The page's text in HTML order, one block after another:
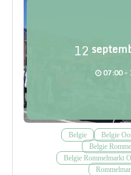
12
07:00 -
Belgie
Belgie
Belgie
Belgie Rommelmarkt